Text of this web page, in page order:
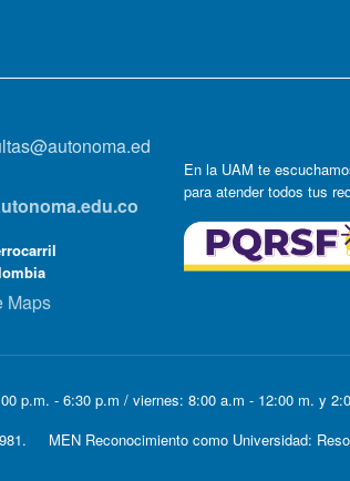
Maps
En la UAM te
para atender todos tus
p.m. - 6:30 p.m / viernes: 8:00 a.m - 12:00 m. y
MEN Reconocimiento como Universidad: